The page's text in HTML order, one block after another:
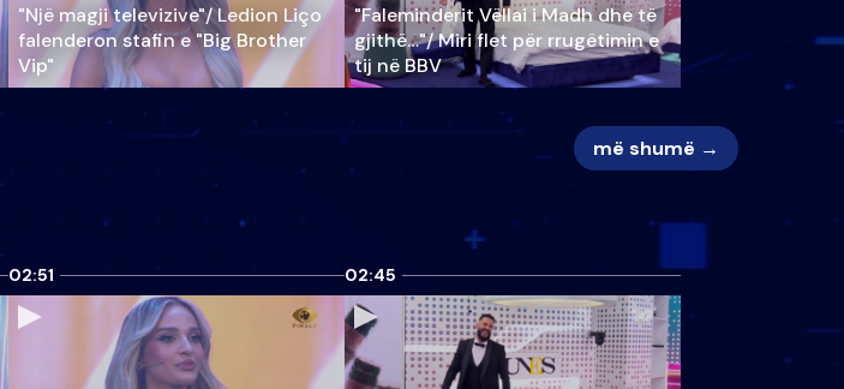
"Një magji televizive"/ Ledion Liço
falenderon stafin e "Big Brother
Vip"
"Faleminderit Vëllai i Madh dhe të
gjithë…"/ Miri flet për rrugëtimin e
tij në BBV
më shumë →
02:51 02:45